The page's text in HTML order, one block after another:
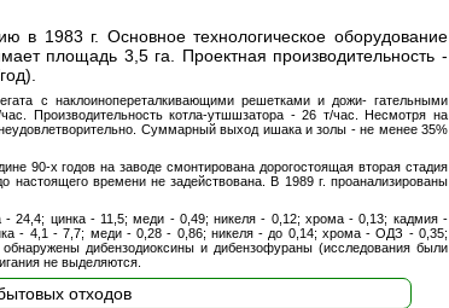
1983 г. Основное технологическое оборудование
площадь 3,5 га. Проектная производительность -
с наклоинопереталкивающими решетками и дожи- гательными
Производительность котла-утшшзатора - 26 т/час. Несмотря на
Суммарный выход ишака и золы - не менее 35%
90-х годов на заводе смонтирована дорогостоящая вторая стадия
настоящего времени не задействована. В 1989 г. проанализированы
- 24,4; цинка - 11,5; меди - 0,49; никеля - 0,12; хрома - 0,13; кадмия -
- 4,1 - 7,7; меди - 0,28 - 0,86; никеля - до 0,14; хрома - ОДЗ - 0,35;
дибензодиоксины и дибензофураны (исследования были
не выделяются.